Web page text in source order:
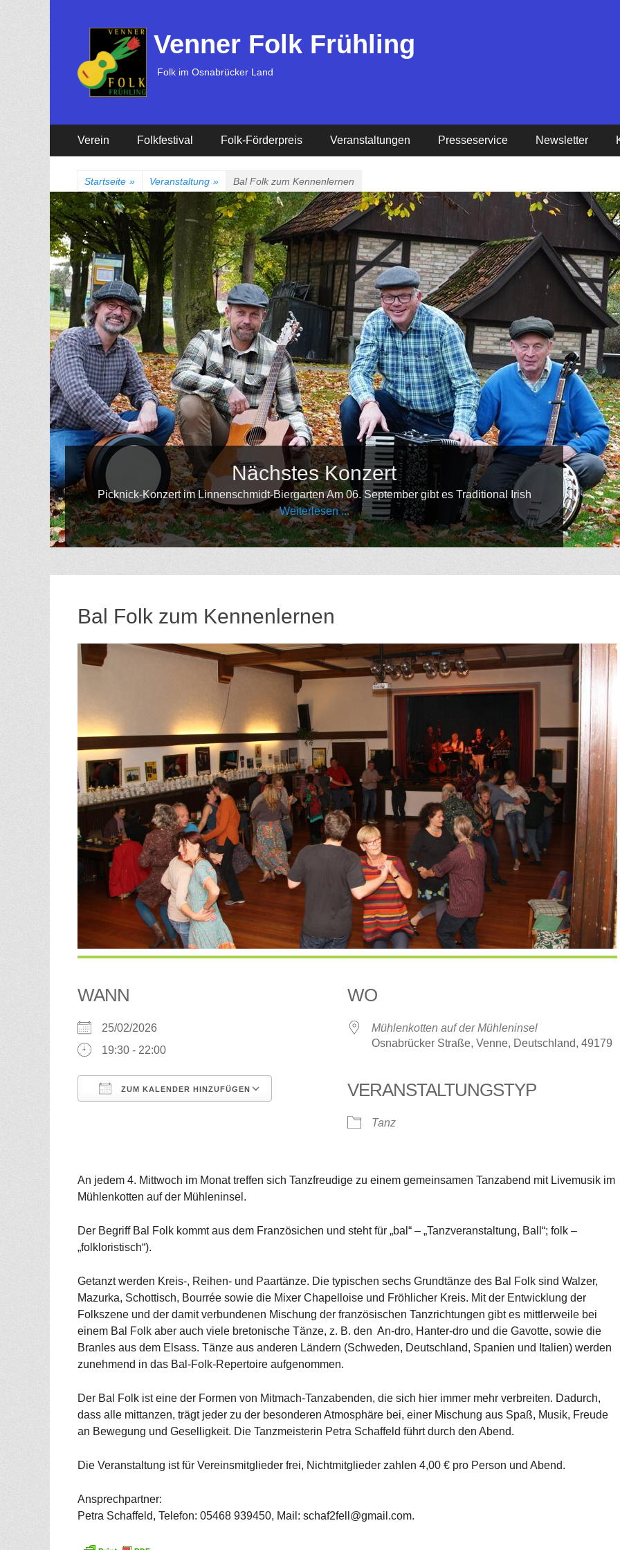
Venner Folk Frühling
Folk im Osnabrücker Land
Erstes
Menü
Verein Folkfestival Folk-Förderpreis Veranstaltungen Presseservice Newsletter
Startseite » Veranstaltung » Bal Folk zum Kennenlernen
•••••••••••
Nächstes Konzert
Konzert im Linnenschmidt-Biergarten Am 06. September gibt es Traditional Irish
Weiterlesen ...
Bal Folk zum Kennenlernen
WANN
25/02/2026
19:30 - 22:00
ZUM KALENDER HINZUFÜGEN
Google Kalender
WO
Mühlenkotten auf der Mühleninsel
Osnabrücker Straße, Venne, Deutschland, 49179
VERANSTALTUNGSTYP
Tanz
An jedem 4. Mittwoch im Monat treffen sich Tanzfreudige zu einem gemeinsamen Tanzabend mit Livemusik im
Mühlenkotten auf der Mühleninsel.
Der Begriff Bal Folk kommt aus dem Französichen und steht für „bal“ – „Tanzveranstaltung, Ball“; folk –
„folkloristisch“).
Getanzt werden Kreis-, Reihen- und Paartänze. Die typischen sechs Grundtänze des Bal Folk sind Walzer,
Mazurka, Schottisch, Bourrée sowie die Mixer Chapelloise und Fröhlicher Kreis. Mit der Entwicklung der
Folkszene und der damit verbundenen Mischung der französischen Tanzrichtungen gibt es mittlerweile bei
einem Bal Folk aber auch viele bretonische Tänze, z. B. den An-dro, Hanter-dro und die Gavotte, sowie die
Branles aus dem Elsass. Tänze aus anderen Ländern (Schweden, Deutschland, Spanien und Italien) werden
zunehmend in das Bal-Folk-Repertoire aufgenommen.
Der Bal Folk ist eine der Formen von Mitmach-Tanzabenden, die sich hier immer mehr verbreiten. Dadurch,
dass alle mittanzen, trägt jeder zu der besonderen Atmosphäre bei, einer Mischung aus Spaß, Musik, Freude
an Bewegung und Geselligkeit. Die Tanzmeisterin Petra Schaffeld führt durch den Abend.
Die Veranstaltung ist für Vereinsmitglieder frei, Nichtmitglieder zahlen 4,00 € pro Person und Abend.
Ansprechpartner:
Petra Schaffeld, Telefon: 05468 939450, Mail: schaf2fell@gmail.com.